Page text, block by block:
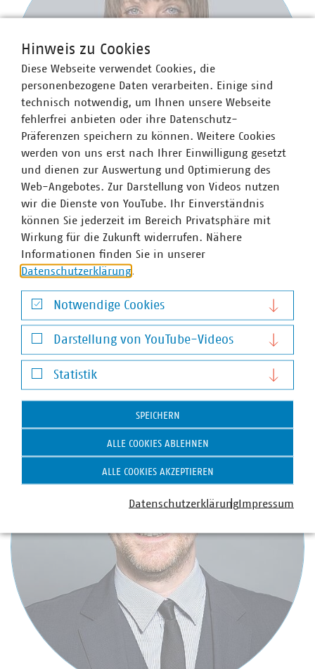
Anna Theresa Kammer
Stellvertretende Abteilungsleiterin und
Pressesprecherin mit Schwerpunkten Energie (Wärme,
Digitales
+49 30 58580-225
+49 170 8580-225
kammer(at)vku(dot)de
Hinweis zu Cookies
Diese Webseite verwendet Cookies, die
personenbezogene Daten verarbeiten. Einige sind
technisch notwendig, um Ihnen unsere Webseite
fehlerfrei anbieten oder ihre Datenschutz-
Präferenzen speichern zu können. Weitere Cookies
werden von uns erst nach Ihrer Einwilligung gesetzt
und dienen zur Auswertung und Optimierung des
Web-Angebotes. Zur Darstellung von Videos nutzen
wir die Dienste von YouTube. Ihr Einverständnis
können Sie jederzeit im Bereich Privatsphäre mit
Wirkung für die Zukunft widerrufen. Nähere
Informationen finden Sie in unserer
Datenschutzerklärung
Notwendige Cookies
Notwendige Cookies
Darstellung von YouTube-Videos
Darstellung von YouTube-Videos
Statistik
Statistik
SPEICHERN
ALLE COOKIES ABLEHNEN
ALLE COOKIES AKZEPTIEREN
DatenschutzerklärungImpressum